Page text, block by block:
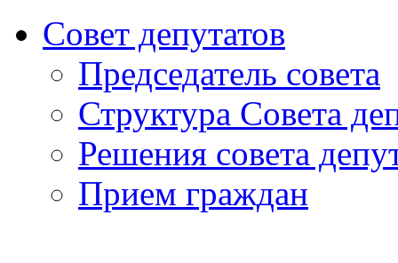
Совет депутатов
Председатель совета
Структура Совета
Решения совета
Прием граждан